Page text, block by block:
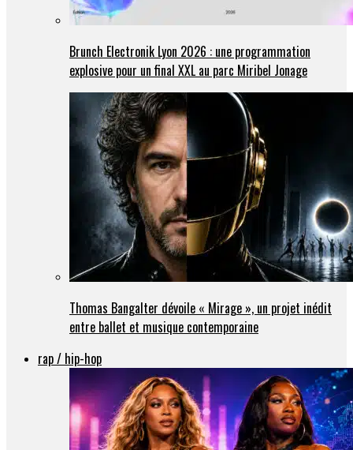
Brunch Electronik Lyon 2026 : une programmation
explosive pour un final XXL au parc Miribel Jonage
Thomas Bangalter dévoile « Mirage », un projet inédit
entre ballet et musique contemporaine
rap / hip-hop